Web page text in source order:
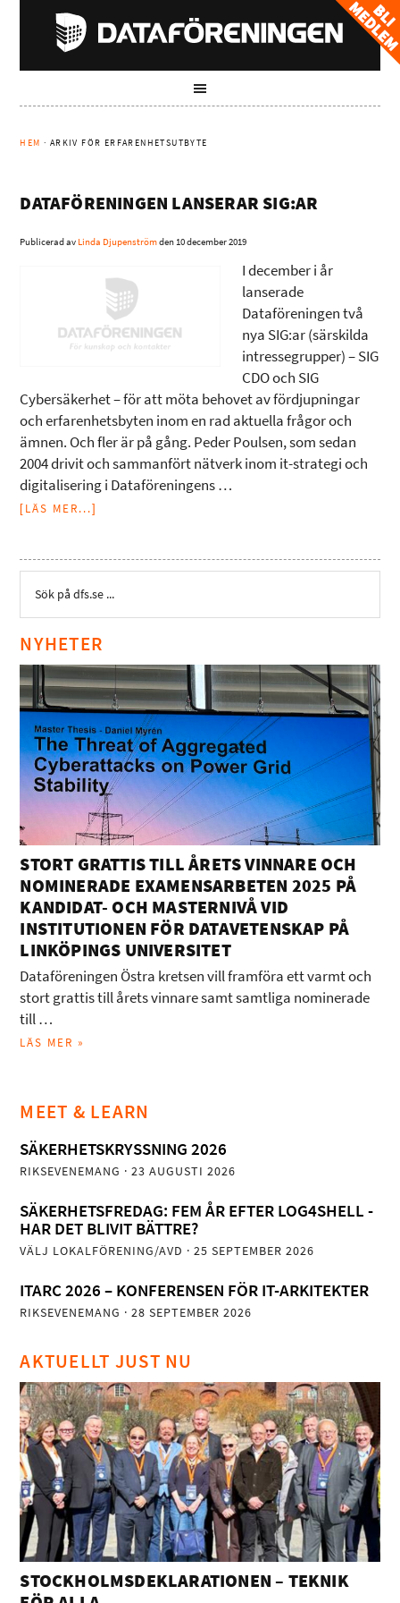
HEM · ARKIV FÖR ERFARENHETSUTBYTE
DATAFÖRENINGEN LANSERAR SIG:AR
Publicerad av Linda Djupenströmden10 december 2019
I december i år
lanserade
Dataföreningen två
nya SIG:ar (särskilda
intressegrupper) – SIG
CDO och SIG
Cybersäkerhet – för att möta behovet av fördjupningar
och erfarenhetsbyten inom en rad aktuella frågor och
ämnen. Och fler är på gång. Peder Poulsen, som sedan
2004 drivit och sammanfört nätverk inom it-strategi och
digitalisering i Dataföreningens …
[LÄS MER...]
NYHETER
STORT GRATTIS TILL ÅRETS VINNARE OCH
NOMINERADE EXAMENSARBETEN 2025 PÅ
KANDIDAT- OCH MASTERNIVÅ VID
INSTITUTIONEN FÖR DATAVETENSKAP PÅ
LINKÖPINGS UNIVERSITET
Dataföreningen Östra kretsen vill framföra ett varmt och
stort grattis till årets vinnare samt samtliga nominerade
till …
LÄS MER »
MEET & LEARN
SÄKERHETSKRYSSNING 2026
RIKSEVENEMANG · 23 AUGUSTI 2026
SÄKERHETSFREDAG: FEM ÅR EFTER LOG4SHELL -
HAR DET BLIVIT BÄTTRE?
VÄLJ LOKALFÖRENING/AVD · 25 SEPTEMBER 2026
ITARC 2026 – KONFERENSEN FÖR IT-ARKITEKTER
RIKSEVENEMANG · 28 SEPTEMBER 2026
AKTUELLT JUST NU
STOCKHOLMSDEKLARATIONEN – TEKNIK